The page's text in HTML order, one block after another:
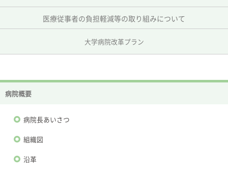
医療従事者の負担軽減等の取り組みについて
大学病院改革プラン
病院概要
病院長あいさつ
組織図
沿革